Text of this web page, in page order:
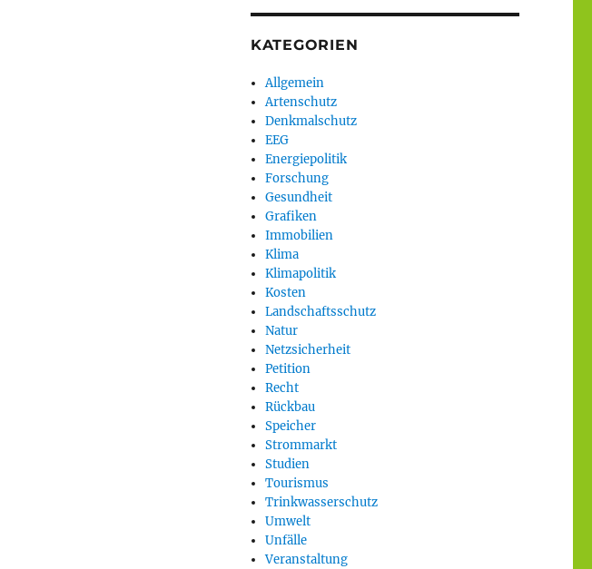
KATEGORIEN
Allgemein
Artenschutz
Denkmalschutz
EEG
Energiepolitik
Forschung
Gesundheit
Grafiken
Immobilien
Klima
Klimapolitik
Kosten
Landschaftsschutz
Natur
Netzsicherheit
Petition
Recht
Rückbau
Speicher
Strommarkt
Studien
Tourismus
Trinkwasserschutz
Umwelt
Unfälle
Veranstaltung